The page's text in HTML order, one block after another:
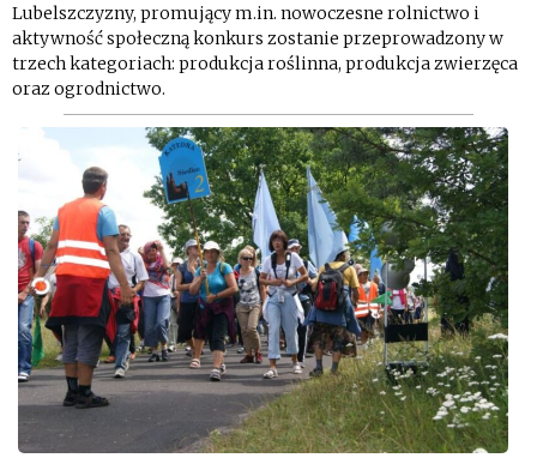
Lubelszczyzny, promujący m.in. nowoczesne rolnictwo i
aktywność społeczną konkurs zostanie przeprowadzony w
trzech kategoriach: produkcja roślinna, produkcja zwierzęca
oraz ogrodnictwo.